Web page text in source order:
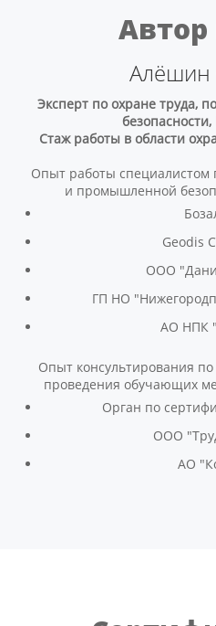
Автор
Алёшин
Эксперт по охране труда,
безопасности,
Стаж работы в области
Опыт работы специалистом
и промышленной
Geodis
ООО
ГП НО
АО НПК
Опыт консультирования
проведения обучающих
Орган по
ООО
АО